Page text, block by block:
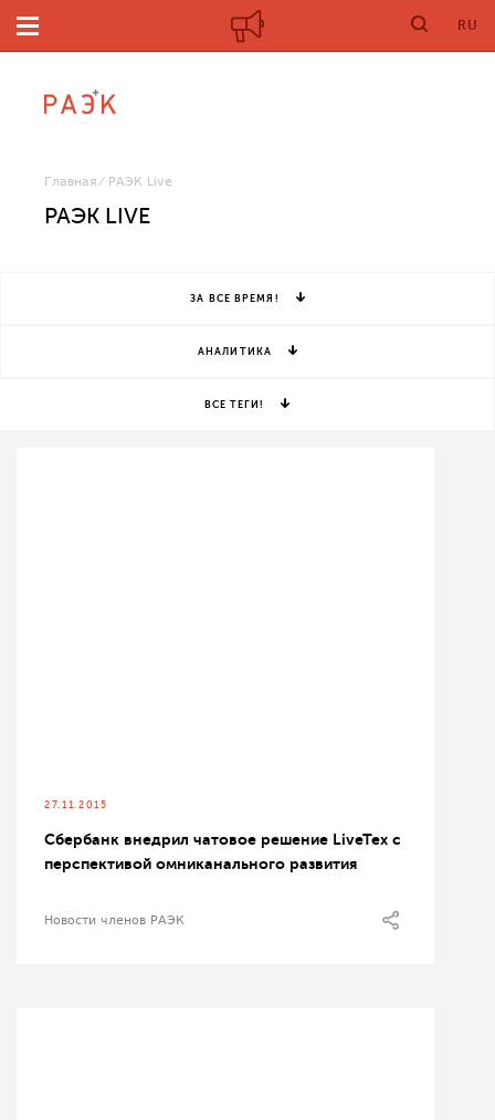
RU
Главная РАЭК Live
РАЭК LIVE
ЗА ВСЕ ВРЕМЯ!
АНАЛИТИКА
ВСЕ ТЕГИ!
27.11.2015
Сбербанк внедрил чатовое решение LiveTex с
перспективой омниканального развития
Новости членов РАЭК